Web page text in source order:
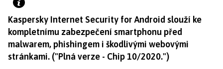
Kaspersky Internet Security for Android slouží ke
kompletnímu zabezpečení smartphonu před
malwarem, phishingem i škodlivými webovými
stránkami. ("Plná verze - Chip 10/2020.")